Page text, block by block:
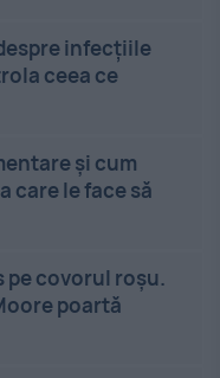
infecțiile
ceea ce
și cum
care le face să
pe covorul roșu.
poartă